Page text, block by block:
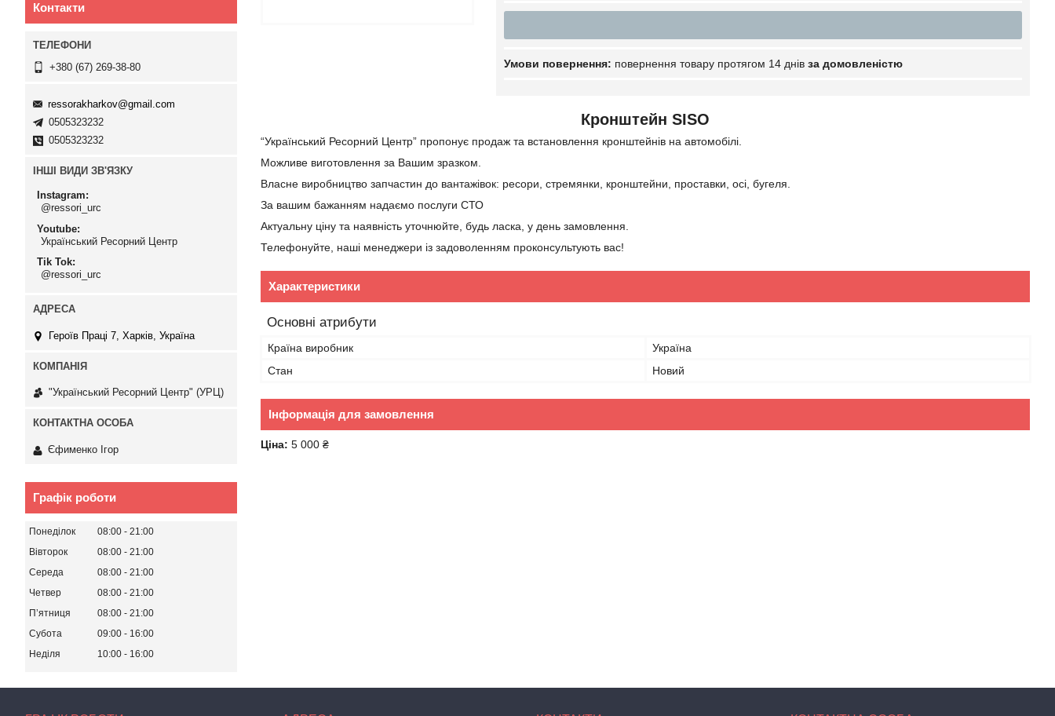
повернення товару протягом 14 днів за домовленістю
Кронштейн SISO
“Український Ресорний Центр” пропонує продаж та встановлення кронштейнів на автомобілі.
Можливе виготовлення за Вашим зразком.
Власне виробництво запчастин до вантажівок: ресори, стремянки, кронштейни, проставки, осі, бугеля.
За вашим бажанням надаємо послуги СТО
Актуальну ціну та наявність уточнюйте, будь ласка, у день замовлення.
Телефонуйте, наші менеджери із задоволенням проконсультують вас!
Характеристики
Основні атрибути
Країна виробник
Україна
Стан
Новий
Інформація для замовлення
Ціна: 5 000 ₴
Контакти
+380 (67) 269-38-80
ressorakharkov@gmail.com
0505323232
0505323232
ІНШІ ВИДИ ЗВ'ЯЗКУ
Instagram
@ressori_urc
Youtube
Український Ресорний Центр
Tik Tok
@ressori_urc
Героїв Праці 7, Харків, Україна
"Український Ресорний Центр" (УРЦ)
Єфименко Ігор
Графік роботи
Понеділок 08:00
21:00
Вівторок
08:00
21:00
Середа
08:00
21:00
Четвер
08:00
21:00
Пʼятниця
08:00
21:00
Субота
09:00
16:00
Неділя
10:00 16:00